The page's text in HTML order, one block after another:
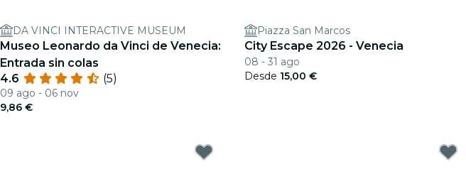
DA VINCI INTERACTIVE MUSEUM
Museo Leonardo da Vinci de Venecia:
Entrada sin colas
4.6
(5)
09 ago - 06 nov
9,86 €
Piazza San Marcos
City Escape 2026 - Venecia
08 - 31 ago
Desde 15,00 €